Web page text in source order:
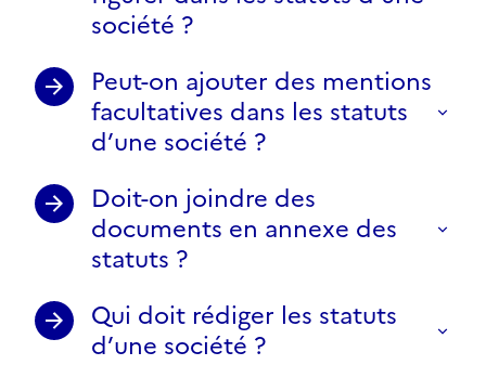
société ?
Peut-on ajouter des mentions
facultatives dans les statuts
d’une société ?
Doit-on joindre des
documents en annexe des
statuts ?
Qui doit rédiger les statuts
d’une société ?